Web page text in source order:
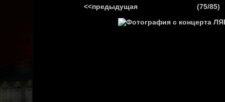
<<предыдущая (75/85)